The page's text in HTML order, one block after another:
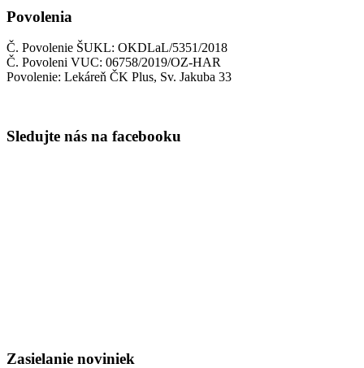
Povolenia
Č. Povolenie ŠUKL: OKDLaL/5351/2018
Č. Povoleni VUC: 06758/2019/OZ-HAR
Povolenie: Lekáreň ČK Plus, Sv. Jakuba 33
Sledujte nás na facebooku
Zasielanie noviniek